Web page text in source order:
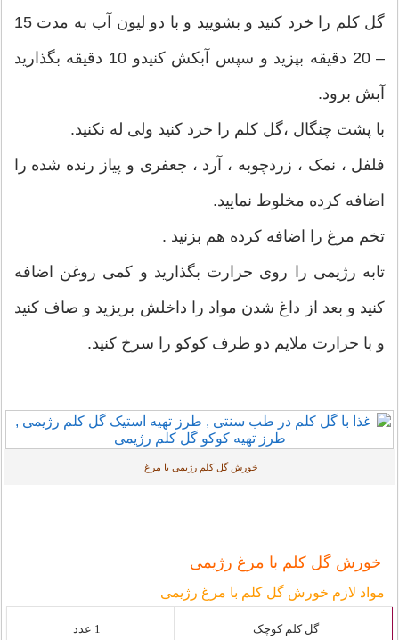
گل کلم را خرد کنید و بشویید و با دو لیون آب به مدت 15
– 20 دقیقه بپزید و سپس آبکش کنیدو 10 دقیقه بگذارید
آبش برود.
با پشت چنگال ،گل کلم را خرد کنید ولی له نکنید.
فلفل ، نمک ، زردچوبه ، آرد ، جعفری و پیاز رنده شده را
اضافه کرده مخلوط نمایید.
تخم مرغ را اضافه کرده هم بزنید .
تابه رژیمی را روی حرارت بگذارید و کمی روغن اضافه
کنید و بعد از داغ شدن مواد را داخلش بریزید و صاف کنید
و با حرارت ملایم دو طرف کوکو را سرخ کنید.
خورش گل کلم رژیمی با مرغ
خورش گل کلم با مرغ رژیمی
مواد لازم خورش گل کلم با مرغ رژیمی
گل کلم کوچک